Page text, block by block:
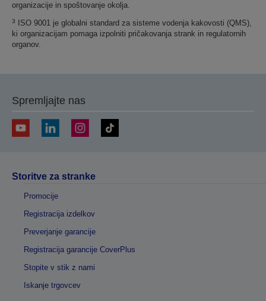
organizacije in spoštovanje okolja.
3
ISO 9001 je globalni standard za sisteme vodenja kakovosti (QMS),
ki organizacijam pomaga izpolniti pričakovanja strank in regulatornih
organov.
Spremljajte nas
Storitve za stranke
Promocije
Registracija izdelkov
Preverjanje garancije
Registracija garancije CoverPlus
Stopite v stik z nami
Iskanje trgovcev